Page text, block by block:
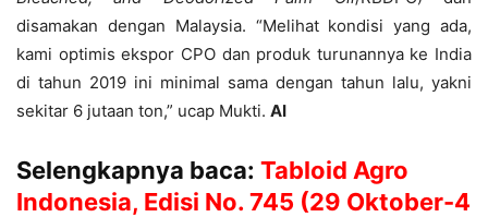
disamakan dengan Malaysia. “Melihat kondisi yang ada,
kami optimis ekspor CPO dan produk turunannya ke India
di tahun 2019 ini minimal sama dengan tahun lalu, yakni
sekitar 6 jutaan ton,” ucap Mukti. AI
Selengkapnya baca: Tabloid Agro
Indonesia, Edisi No. 745 (29 Oktober-4